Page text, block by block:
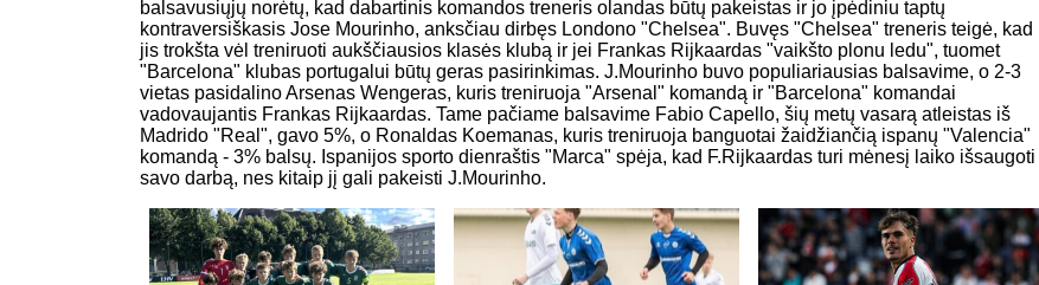
balsavusiųjų norėtų, kad dabartinis komandos treneris olandas būtų pakeistas ir jo įpėdiniu taptų
kontraversiškasis Jose Mourinho, anksčiau dirbęs Londono "Chelsea". Buvęs "Chelsea" treneris teigė, kad
jis trokšta vėl treniruoti aukščiausios klasės klubą ir jei Frankas Rijkaardas "vaikšto plonu ledu", tuomet
"Barcelona" klubas portugalui būtų geras pasirinkimas. J.Mourinho buvo populiariausias balsavime, o 2-3
vietas pasidalino Arsenas Wengeras, kuris treniruoja "Arsenal" komandą ir "Barcelona" komandai
vadovaujantis Frankas Rijkaardas. Tame pačiame balsavime Fabio Capello, šių metų vasarą atleistas iš
Madrido "Real", gavo 5%, o Ronaldas Koemanas, kuris treniruoja banguotai žaidžiančią ispanų "Valencia"
komandą - 3% balsų. Ispanijos sporto dienraštis "Marca" spėja, kad F.Rijkaardas turi mėnesį laiko išsaugoti
savo darbą, nes kitaip jį gali pakeisti J.Mourinho.